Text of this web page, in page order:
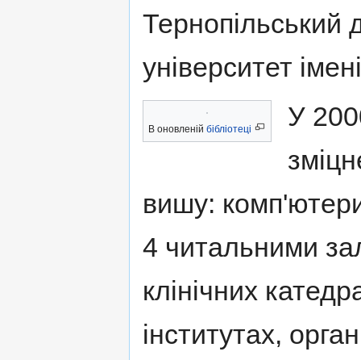
університет
В оновленій бібліотеці
У
вишу:
4 читальними
клінічних
інститутах,